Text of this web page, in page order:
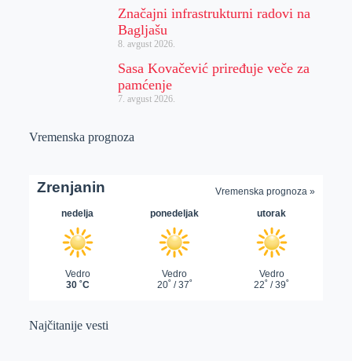
Značajni infrastrukturni radovi na
Bagljašu
8. avgust 2026.
Sasa Kovačević priređuje veče za
pamćenje
7. avgust 2026.
Vremenska prognoza
Najčitanije vesti